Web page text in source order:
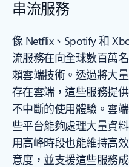
串流服務
像 Netflix、Spotify 和
流服務在向全球數百萬
賴雲端技術。透過將大
存在雲端，這些服務提
不中斷的使用體驗。雲
些平台能夠處理大量資
用高峰時段也能維持高
意度，並支援這些服務